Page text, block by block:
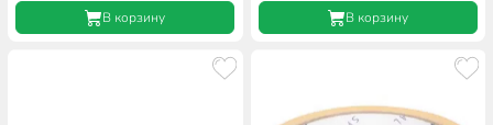
В корзину В корзину